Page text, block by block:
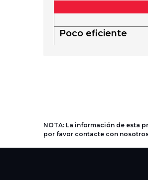
Poco eficiente
NOTA: La información de esta
por favor contacte con